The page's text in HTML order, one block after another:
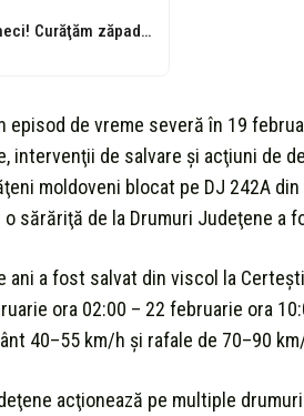
Oţelari, la lopeţi pentru meci! Curăţăm zăpada azi, învingem mâine!
episod de vreme severă în 19
intervenţii de salvare şi acţiuni de
moldoveni blocat pe DJ 242A
sărăriţă de la Drumuri Judeţene a
ani a fost salvat din viscol la
ora 02:00 – 22 februarie ora
40–55 km/h şi rafale de 70–90
acţionează pe multiple